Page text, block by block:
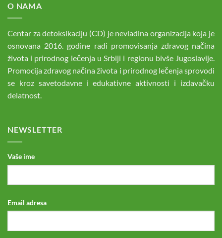
O NAMA
Centar za detoksikaciju (CD) je nevladina organizacija koja je
osnovana 2016. godine radi promovisanja zdravog načina
života i prirodnog lečenja u Srbiji i regionu bivše Jugoslavije.
Promocija zdravog načina života i prirodnog lečenja sprovodi
se kroz savetodavne i edukativne aktivnosti i izdavačku
delatnost.
NEWSLETTER
Vaše ime
Email adresa